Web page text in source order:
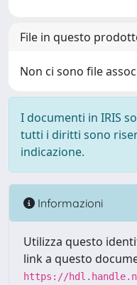
File in questo
Non ci sono file
I documenti in IRIS
tutti i diritti sono
indicazione.
Informazioni
Utilizza questo
link a questo
https://